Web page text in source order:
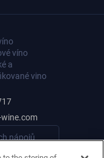
víno
a
vino
nápojů